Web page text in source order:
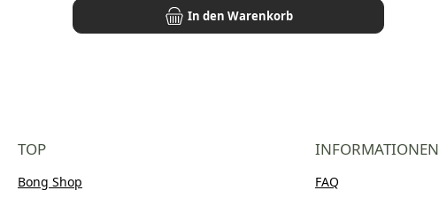
In den Warenkorb
TOP
Bong Shop
INFORMATIONEN
FAQ